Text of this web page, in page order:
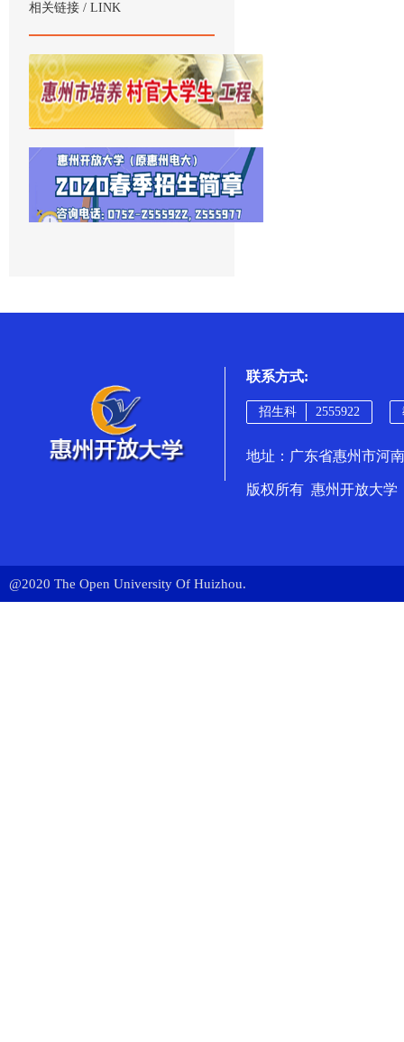
相关链接 / LINK
联系方式:
招生科 2555922
地址：广东省惠州市河
版权所有 惠州开放大学
@2020 The Open University Of Huizhou.